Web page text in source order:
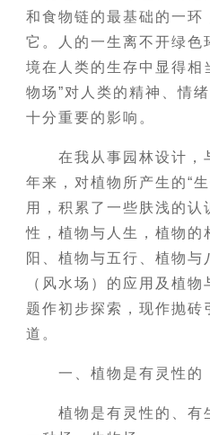
和食物链的最基础的一环
它。人的一生离不开绿色
境在人类的生存中显得相
物场”对人类的精神、情
十分重要的影响。
在我从事园林设计，
年来，对植物所产生的“
用，积累了一些肤浅的认
性，植物与人生，植物的
阳、植物与五行、植物与
（风水场）的应用及植
题作初步探索，现作抛砖
道。
一、植物是有灵性的
植物是有灵性的、有